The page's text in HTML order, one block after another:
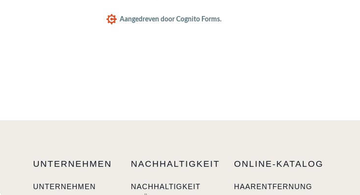
Aangedreven door Cognito Forms.
UNTERNEHMEN
UNTERNEHMEN
NACHHALTIGKEIT
NACHHALTIGKEIT
ONLINE-KATALOG
HAARENTFERNUNG